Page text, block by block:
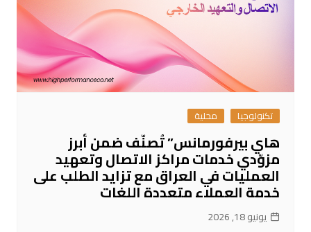
تكنولوجيا محلية
هاي بيرفورمانس” تُصنّف ضمن أبرز
مزوّدي خدمات مراكز الاتصال وتعهيد
العمليات في العراق مع تزايد الطلب على
خدمة العملاء متعددة اللغات
يونيو 18, 2026